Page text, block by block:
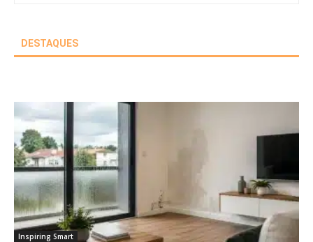
DESTAQUES
Inspiring Smart